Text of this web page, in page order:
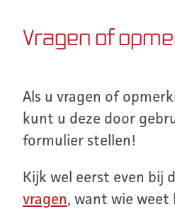
Vragen of
Als u vragen of
kunt u deze door
formulier stellen!
Kijk wel eerst even bij
vragen, want wie